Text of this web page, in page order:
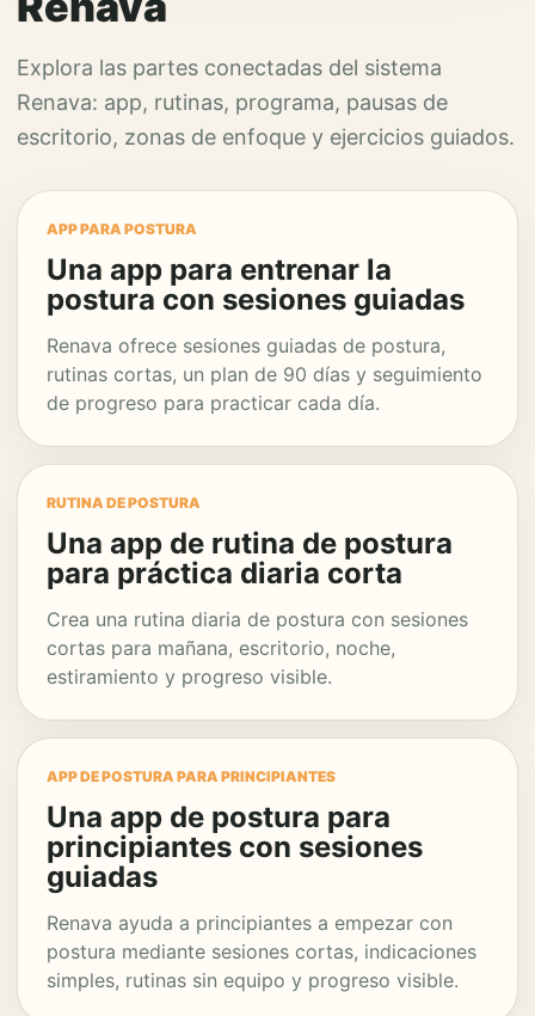
Explora las partes conectadas del sistema
Renava: app, rutinas, programa, pausas de
escritorio, zonas de enfoque y ejercicios guiados.
APP PARA POSTURA
Una app para entrenar la
postura con sesiones guiadas
Renava ofrece sesiones guiadas de postura,
rutinas cortas, un plan de 90 días y seguimiento
de progreso para practicar cada día.
RUTINA DE POSTURA
Una app de rutina de postura
para práctica diaria corta
Crea una rutina diaria de postura con sesiones
cortas para mañana, escritorio, noche,
estiramiento y progreso visible.
APP DE POSTURA PARA PRINCIPIANTES
Una app de postura para
principiantes con sesiones
guiadas
Renava ayuda a principiantes a empezar con
postura mediante sesiones cortas, indicaciones
simples, rutinas sin equipo y progreso visible.